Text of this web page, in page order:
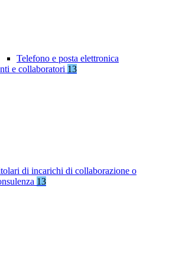
Telefono e posta elettronica
e collaboratori 13
di incarichi di collaborazione o
13